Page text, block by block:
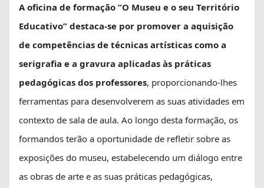
A oficina de formação “O Museu e o seu Território
Educativo” destaca-se por promover a aquisição
de competências de técnicas artísticas como a
serigrafia e a gravura aplicadas às práticas
pedagógicas dos professores, proporcionando-lhes
ferramentas para desenvolverem as suas atividades em
contexto de sala de aula. Ao longo desta formação, os
formandos terão a oportunidade de refletir sobre as
exposições do museu, estabelecendo um diálogo entre
as obras de arte e as suas práticas pedagógicas,